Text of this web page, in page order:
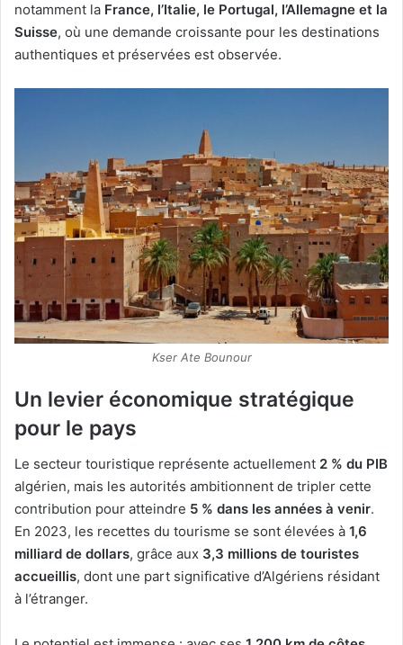
notamment la France, l’Italie, le Portugal, l’Allemagne et la
Suisse, où une demande croissante pour les destinations
authentiques et préservées est observée.
Kser Ate Bounour
Un levier économique stratégique
pour le pays
Le secteur touristique représente actuellement 2 % du PIB
algérien, mais les autorités ambitionnent de tripler cette
contribution pour atteindre 5 % dans les années à venir.
En 2023, les recettes du tourisme se sont élevées à 1,6
milliard de dollars, grâce aux 3,3 millions de touristes
accueillis, dont une part significative d’Algériens résidant
à l’étranger.